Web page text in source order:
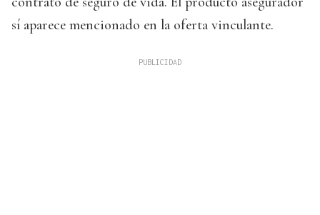
sí aparece mencionado en la oferta vinculante.